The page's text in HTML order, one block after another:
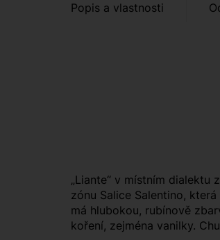
Popis a vlastnosti
„Liante“ v místním
zónu Salice Salentino,
má hlubokou, rubínově
koření, zejména vanilky.